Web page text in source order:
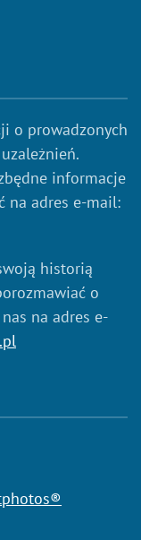
o prowadzonych
informacje
na adres e-mail:
historią
o
na adres e-